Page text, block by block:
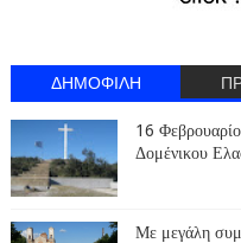
ΔΗΜΟΦΙΛΗ
16
Δομένικου
Με μεγάλη